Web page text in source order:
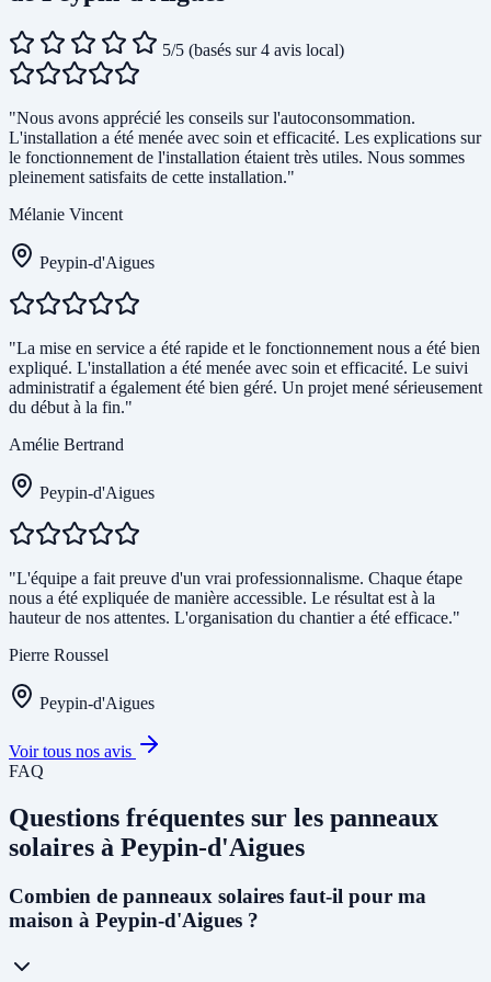
5/5 (basés sur 4 avis local)
"Nous avons apprécié les conseils sur l'autoconsommation.
L'installation a été menée avec soin et efficacité. Les explications sur
le fonctionnement de l'installation étaient très utiles. Nous sommes
pleinement satisfaits de cette installation."
Mélanie Vincent
Peypin-d'Aigues
"La mise en service a été rapide et le fonctionnement nous a été bien
expliqué. L'installation a été menée avec soin et efficacité. Le suivi
administratif a également été bien géré. Un projet mené sérieusement
du début à la fin."
Amélie Bertrand
Peypin-d'Aigues
"L'équipe a fait preuve d'un vrai professionnalisme. Chaque étape
nous a été expliquée de manière accessible. Le résultat est à la
hauteur de nos attentes. L'organisation du chantier a été efficace."
Pierre Roussel
Peypin-d'Aigues
Voir tous nos avis
FAQ
Questions fréquentes sur les panneaux
solaires à Peypin-d'Aigues
Combien de panneaux solaires faut-il pour ma
maison à Peypin-d'Aigues ?